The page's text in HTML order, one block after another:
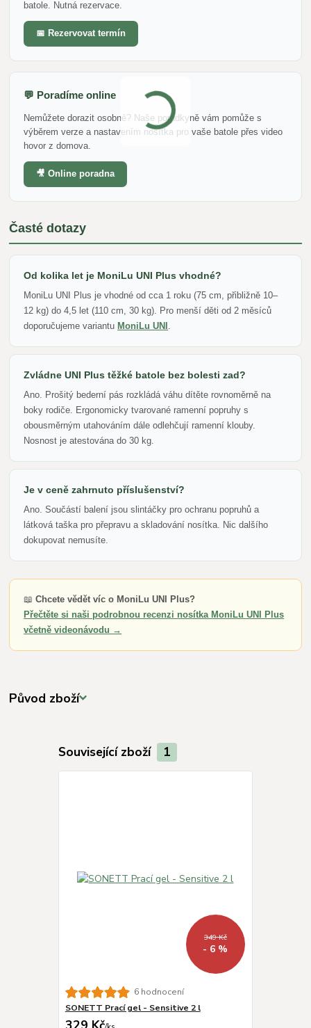
batole. Nutná rezervace.
📅 Rezervovat termín
💬 Poradíme online
Nemůžete dorazit osobně? Naše poradkyně vám pomůže s
výběrem verze a nastavením nosítka pro vaše batole přes video
hovor z domova.
🎥 Online poradna
Časté dotazy
Od kolika let je MoniLu UNI Plus vhodné?
MoniLu UNI Plus je vhodné od cca 1 roku (75 cm, přibližně 10–
12 kg) do 4,5 let (110 cm, 30 kg). Pro menší děti od 2 měsíců
doporučujeme variantu MoniLu UNI .
Zvládne UNI Plus těžké batole bez bolesti zad?
Ano. Prošitý bederní pás rozkládá váhu dítěte rovnoměrně na
boky rodiče. Ergonomicky tvarované ramenní popruhy s
obousměrným utahováním dále odlehčují ramenní klouby.
Nosnost je atestována do 30 kg.
Je v ceně zahrnuto příslušenství?
Ano. Součástí balení jsou slintáčky pro ochranu popruhů a
látková taška pro přepravu a skladování nosítka. Nic dalšího
dokupovat nemusíte.
📖Chcete vědět víc o MoniLu UNI Plus?
Přečtěte si naši podrobnou recenzi nosítka MoniLu UNI Plus
včetně videonávodu →
Původ zboží
Související zboží 1
349 Kč
- 6 %
6 hodnocení
SONETT Prací gel - Sensitive 2 l